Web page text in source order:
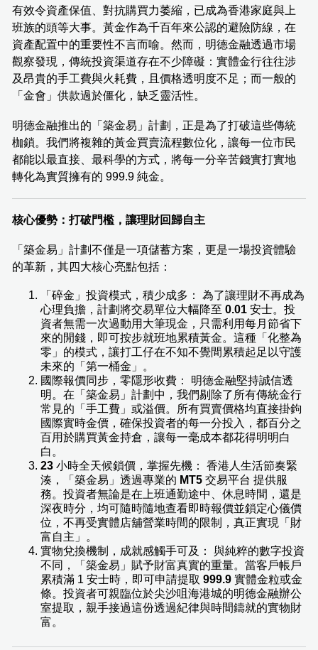
有效令資產保值、對抗購買力萎縮，已成為香港家庭與上
班族的頭等大事。黃金作為千百年來公認的避險防線，在
資產配置中的重要性不言而喻。然而，明德金融透過市場
觀察發現，傳統投資渠道存在不少障礙：實體金行往往涉
及昂貴的手工費與火耗費，且價格透明度不足；而一般的
「金會」供款過於僵化，缺乏靈活性。
明德金融推出的「築金易」計劃，正是為了打破這些傳統
枷鎖。我們將複雜的黃金買賣流程數位化，讓每一位市民
都能以最直接、最科學的方式，將每一分辛苦錢實打實地
轉化為實質擁有的 999.9 純金。
核心優勢：打破門檻，讓理財回歸自主
「築金易」計劃不僅是一項儲蓄方案，更是一場投資體驗
的革新，其四大核心亮點包括：
「碎金」投資模式，積少成多： 為了讓理財不再成為
心理負擔，計劃將交易單位大幅降至 0.01 安士。投
資者無需一次過動用大筆現金，只需利用每月節省下
來的閒錢，即可按步就班地累積黃金。這種「化整為
零」的模式，讓打工仔在不知不覺間累積起足以守護
未來的「第一桶金」。
國際報價同步，零隱形收費： 明德金融堅持誠信透
明。在「築金易」計劃中，我們剔除了所有傳統金行
常見的「手工費」或溢價。所有買賣價格均直接掛鉤
國際實時金價，確保投資者的每一分投入，都百分之
百用於購買黃金持倉，讓每一毫成本都花得明明白
白。
23 小時全天候鎖價，掌握先機： 香港人生活節奏緊
湊，「築金易」透過專業的 MT5 交易平台 提供服
務。投資者無論是在上班通勤途中、休息時間，還是
深夜時分，均可隨時隨地查看即時報價並鎖定心儀價
位，不再受實體店舖營業時間的限制，真正實現「財
富自主」。
實物兌換機制，成就感觸手可及： 與純粹的數字投資
不同，「築金易」賦予財富真實的重量。當客戶帳戶
累積滿 1 安士時，即可申請提取 999.9 實體金粒或金
條。投資者可親臨位於尖沙咀海港城的明德金融辦公
室提取，親手接過這份透過紀律與時間鑄就的實物財
富。